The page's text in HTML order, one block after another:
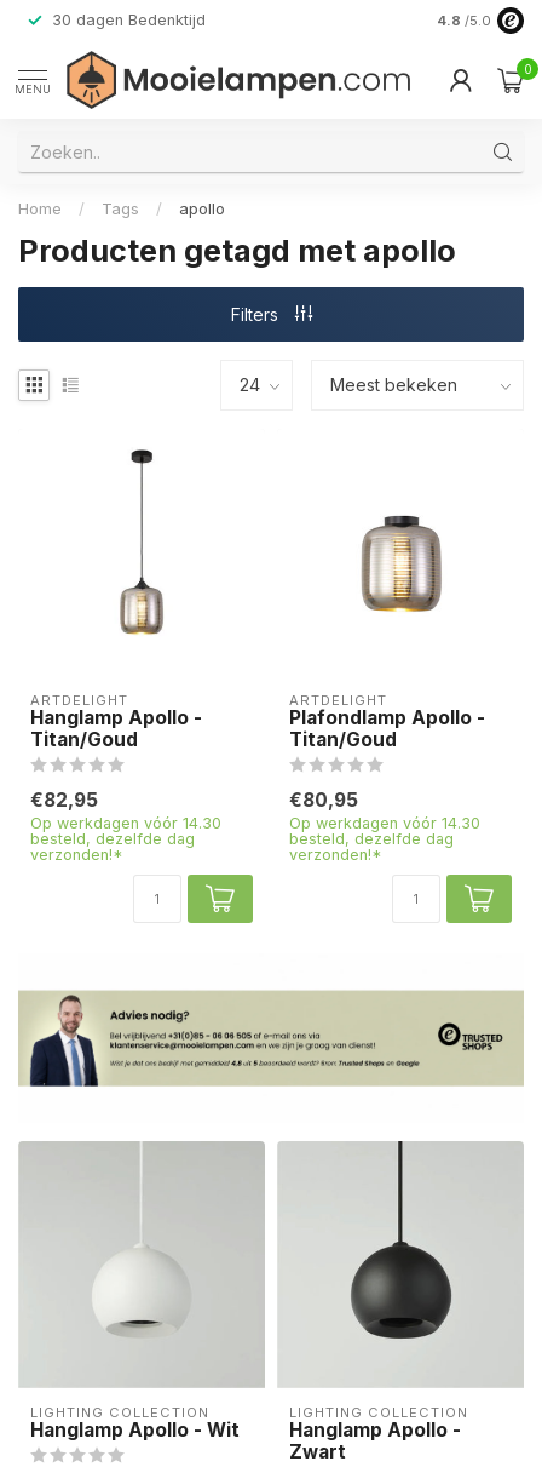
30 dagen Bedenktijd Verzending
4.8 /5.0
MENU
0
Home / Tags / apollo
Producten getagd met apollo
Filters
ARTDELIGHT
Hanglamp Apollo -
Titan/Goud
€82,95
Op werkdagen vóór 14.30
besteld, dezelfde dag
verzonden!*
ARTDELIGHT
Plafondlamp Apollo -
Titan/Goud
€80,95
Op werkdagen vóór 14.30
besteld, dezelfde dag
verzonden!*
LIGHTING COLLECTION
Hanglamp Apollo - Wit
LIGHTING COLLECTION
Hanglamp Apollo -
Zwart